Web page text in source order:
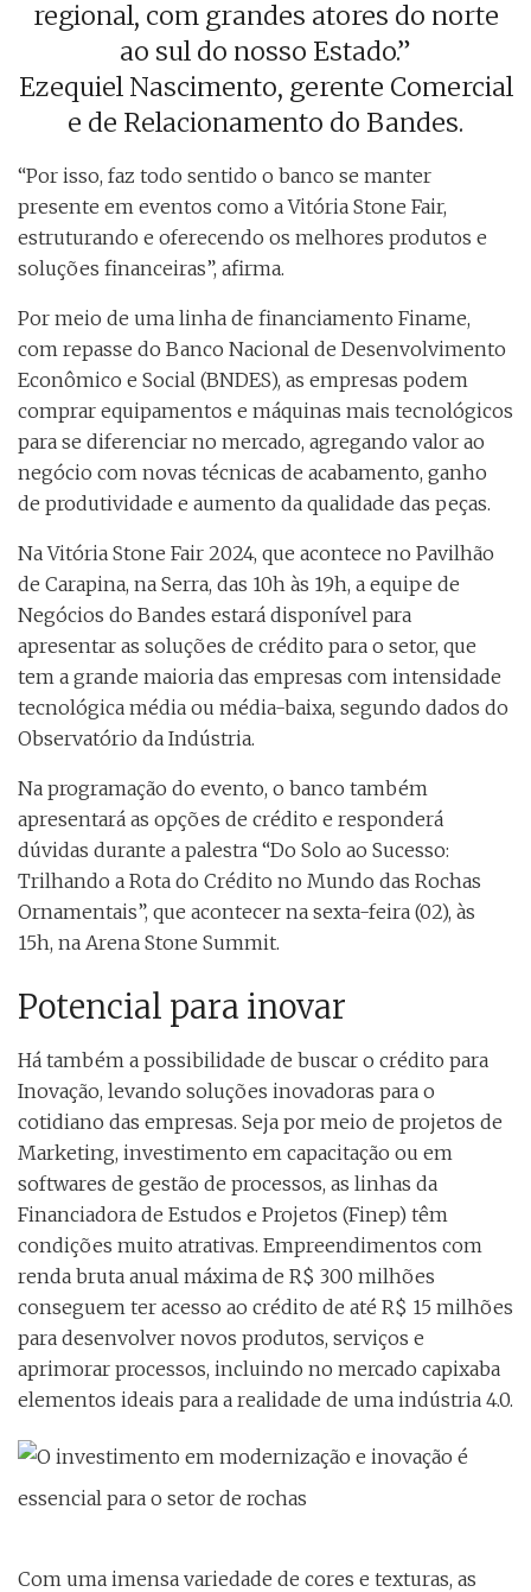
regional, com grandes atores do norte
ao sul do nosso Estado.”
Ezequiel Nascimento, gerente Comercial
e de Relacionamento do Bandes.
“Por isso, faz todo sentido o banco se manter
presente em eventos como a Vitória Stone Fair,
estruturando e oferecendo os melhores produtos e
soluções financeiras”, afirma.
Por meio de uma linha de financiamento Finame,
com repasse do Banco Nacional de Desenvolvimento
Econômico e Social (BNDES), as empresas podem
comprar equipamentos e máquinas mais tecnológicos
para se diferenciar no mercado, agregando valor ao
negócio com novas técnicas de acabamento, ganho
de produtividade e aumento da qualidade das peças.
Na Vitória Stone Fair 2024, que acontece no Pavilhão
de Carapina, na Serra, das 10h às 19h, a equipe de
Negócios do Bandes estará disponível para
apresentar as soluções de crédito para o setor, que
tem a grande maioria das empresas com intensidade
tecnológica média ou média-baixa, segundo dados do
Observatório da Indústria.
Na programação do evento, o banco também
apresentará as opções de crédito e responderá
dúvidas durante a palestra “Do Solo ao Sucesso:
Trilhando a Rota do Crédito no Mundo das Rochas
Ornamentais”, que acontecer na sexta-feira (02), às
15h, na Arena Stone Summit.
Potencial para inovar
Há também a possibilidade de buscar o crédito para
Inovação, levando soluções inovadoras para o
cotidiano das empresas. Seja por meio de projetos de
Marketing, investimento em capacitação ou em
softwares de gestão de processos, as linhas da
Financiadora de Estudos e Projetos (Finep) têm
condições muito atrativas. Empreendimentos com
renda bruta anual máxima de R$ 300 milhões
conseguem ter acesso ao crédito de até R$ 15 milhões
para desenvolver novos produtos, serviços e
aprimorar processos, incluindo no mercado capixaba
elementos ideais para a realidade de uma indústria 4.0.
O investimento em modernização e inovação é
essencial para o setor de rochas
Com uma imensa variedade de cores e texturas, as